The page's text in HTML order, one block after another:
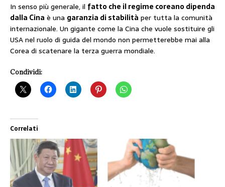
In senso più generale, il fatto che il regime coreano dipenda
dalla Cina è una garanzia di stabilità per tutta la comunità
internazionale. Un gigante come la Cina che vuole sostituire gli
USA nel ruolo di guida del mondo non permetterebbe mai alla
Corea di scatenare la terza guerra mondiale.
Condividi:
Correlati